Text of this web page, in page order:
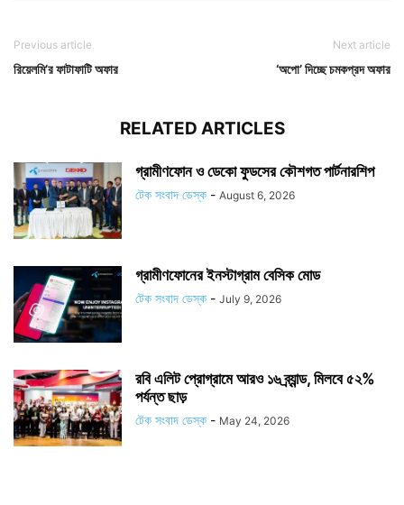
Previous article
রিয়েলমি’র ফাটাফাটি অফার
Next article
‘অপো’ দিচ্ছে চমকপ্রদ অফার
RELATED ARTICLES
গ্রামীণফোন ও ডেকো ফুডসের কৌশগত পার্টনারশিপ
টেক সংবাদ ডেস্ক - August 6, 2026
গ্রামীণফোনের ইনস্টাগ্রাম বেসিক মোড
টেক সংবাদ ডেস্ক - July 9, 2026
রবি এলিট প্রোগ্রামে আরও ১৬ ব্র্যান্ড, মিলবে ৫২%
পর্যন্ত ছাড়
টেক সংবাদ ডেস্ক - May 24, 2026